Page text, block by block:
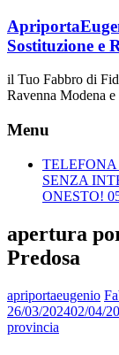
Vai
al
contenuto
Sostituzione e
il Tuo Fabbro di
Ravenna Modena
Menu
TELEFONA
SENZA
ONESTO!
apertura
Predosa
apriportaeugenio
26/03/202402/04/
provincia